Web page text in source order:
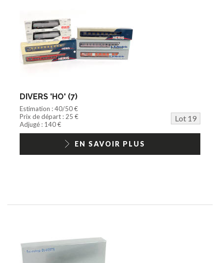
DIVERS 'HO' (7)
Estimation : 40/50 €
Prix de départ : 25 €
Lot 19
Adjugé : 140 €
EN SAVOIR PLUS